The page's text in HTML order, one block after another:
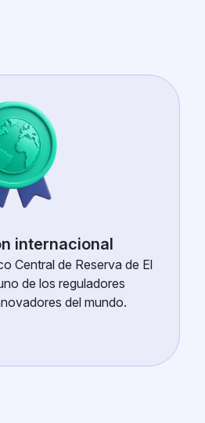
internacional
Central de Reserva de El
de los reguladores
del mundo.